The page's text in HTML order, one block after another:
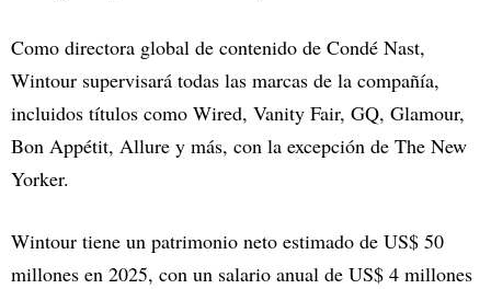
Como directora global de contenido de Condé Nast,
Wintour supervisará todas las marcas de la compañía,
incluidos títulos como Wired, Vanity Fair, GQ, Glamour,
Bon Appétit, Allure y más, con la excepción de The New
Yorker.
Wintour tiene un patrimonio neto estimado de US$ 50
millones en 2025, con un salario anual de US$ 4 millones